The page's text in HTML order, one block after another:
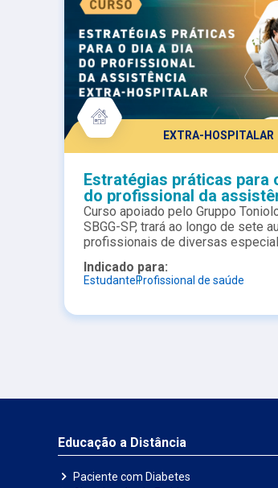
EXTRA-HOSPITALAR
Estratégias práticas para
do profissional da
hospitalar
Curso apoiado pelo Gruppo
SBGG-SP, trará ao longo de sete
profissionais de diversas
atual na assistência à saúde em
hospitalar.
Indicado para:
EstudanteProfissional de saúde
Educação a Distância
Paciente com Diabetes